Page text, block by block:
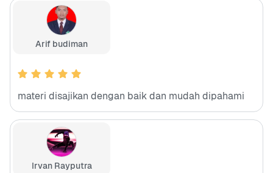
Arif budiman
materi disajikan dengan baik dan mudah dipahami
Irvan Rayputra